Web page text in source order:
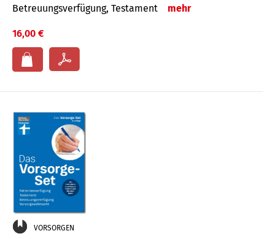
Betreuungsverfügung, Testament
mehr
16,00 €
VORSORGEN